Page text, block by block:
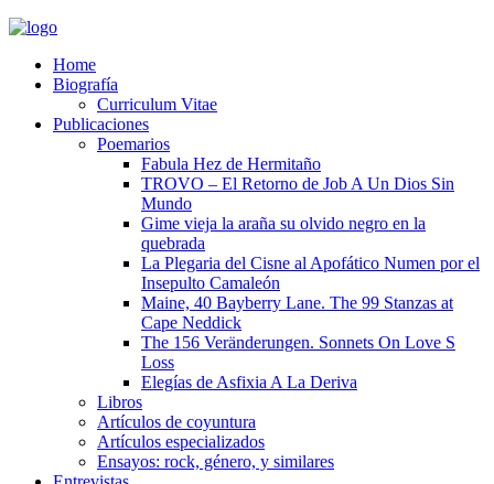
Home
Biografía
Curriculum Vitae​
Publicaciones
Poemarios
Fabula Hez de Hermitaño
TROVO – El Retorno de Job A Un Dios Sin
Mundo
Gime vieja la araña su olvido negro en la
quebrada
La Plegaria del Cisne al Apofático Numen por el
Insepulto Camaleón
Maine, 40 Bayberry Lane. The 99 Stanzas at
Cape Neddick
The 156 Veränderungen. Sonnets On Love S
Loss
Elegías de Asfixia A La Deriva
Libros
Artículos de coyuntura
Artículos especializados
Ensayos: rock, género, y similares